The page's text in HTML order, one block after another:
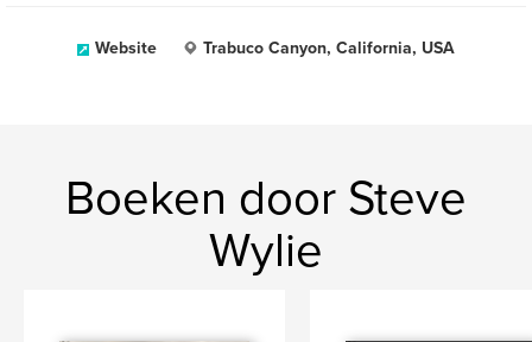
Website Trabuco Canyon, California, USA
Boeken door Steve
Wylie